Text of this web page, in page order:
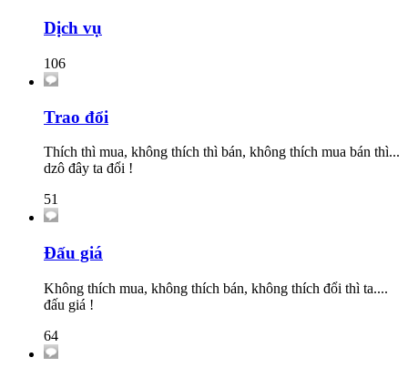
Dịch vụ
106
Trao đổi
Thích thì mua, không thích thì bán, không thích mua bán thì...
dzô đây ta đổi !
51
Đấu giá
Không thích mua, không thích bán, không thích đổi thì ta....
đấu giá !
64